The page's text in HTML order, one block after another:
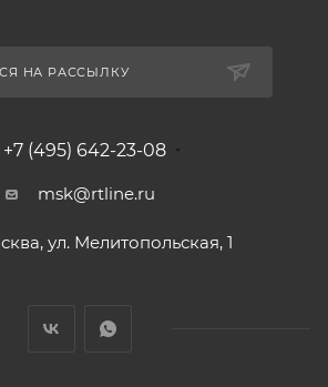
НА РАССЫЛКУ
+7 (495) 642-23-08
msk@rtline.ru
ул. Мелитопольская, 1